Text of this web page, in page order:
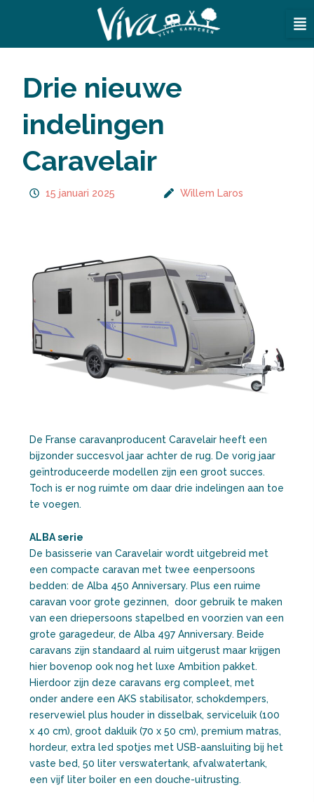
Drie nieuwe
indelingen
Caravelair
15 januari 2025 Willem Laros
De Franse caravanproducent Caravelair heeft een
bijzonder succesvol jaar achter de rug. De vorig jaar
geïntroduceerde modellen zijn een groot succes.
Toch is er nog ruimte om daar drie indelingen aan toe
te voegen.
ALBA serie
De basisserie van Caravelair wordt uitgebreid met
een compacte caravan met twee eenpersoons
bedden: de Alba 450 Anniversary. Plus een ruime
caravan voor grote gezinnen, door gebruik te maken
van een driepersoons stapelbed en voorzien van een
grote garagedeur, de Alba 497 Anniversary. Beide
caravans zijn standaard al ruim uitgerust maar krijgen
hier bovenop ook nog het luxe Ambition pakket.
Hierdoor zijn deze caravans erg compleet, met
onder andere een AKS stabilisator, schokdempers,
reservewiel plus houder in disselbak, serviceluik (100
x 40 cm), groot dakluik (70 x 50 cm), premium matras,
hordeur, extra led spotjes met USB-aansluiting bij het
vaste bed, 50 liter verswatertank, afvalwatertank,
een vijf liter boiler en een douche-uitrusting.